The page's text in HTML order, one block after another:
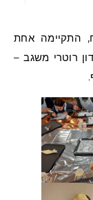
רוטרי משגב –